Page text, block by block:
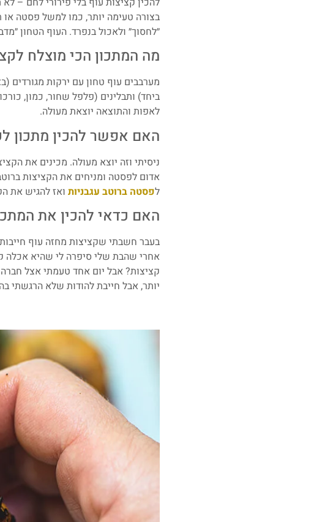
בצורה טעימה יותר, כמו למשל פסטה או
״לחסוך״ ולאכול בנפרד. העוף הטחון
מה המתכון הכי מוצלח
מערבבים עוף טחון עם ירקות מגורדים
ביחד) ותבלינים (פלפל שחור, כמון,
לאפות והתוצאה יוצאת מעולה.
האם אפשר להכין מתכון
ניסיתי וזה יוצא מעולה. מכינים את
אדום לפסטה ומניחים את הקציצות
לפסטה ברוטב עגבניות ואז להגיש את
האם כדאי להכין את
בעבר חשבתי שקציצות מחזה עוף
אחרי שהבת שלי סיפרה לי שהיא אכלה
קציצות? אבל יום אחד טעמתי אצל
יותר, אבל חייבת להודות שלא הרגשתי